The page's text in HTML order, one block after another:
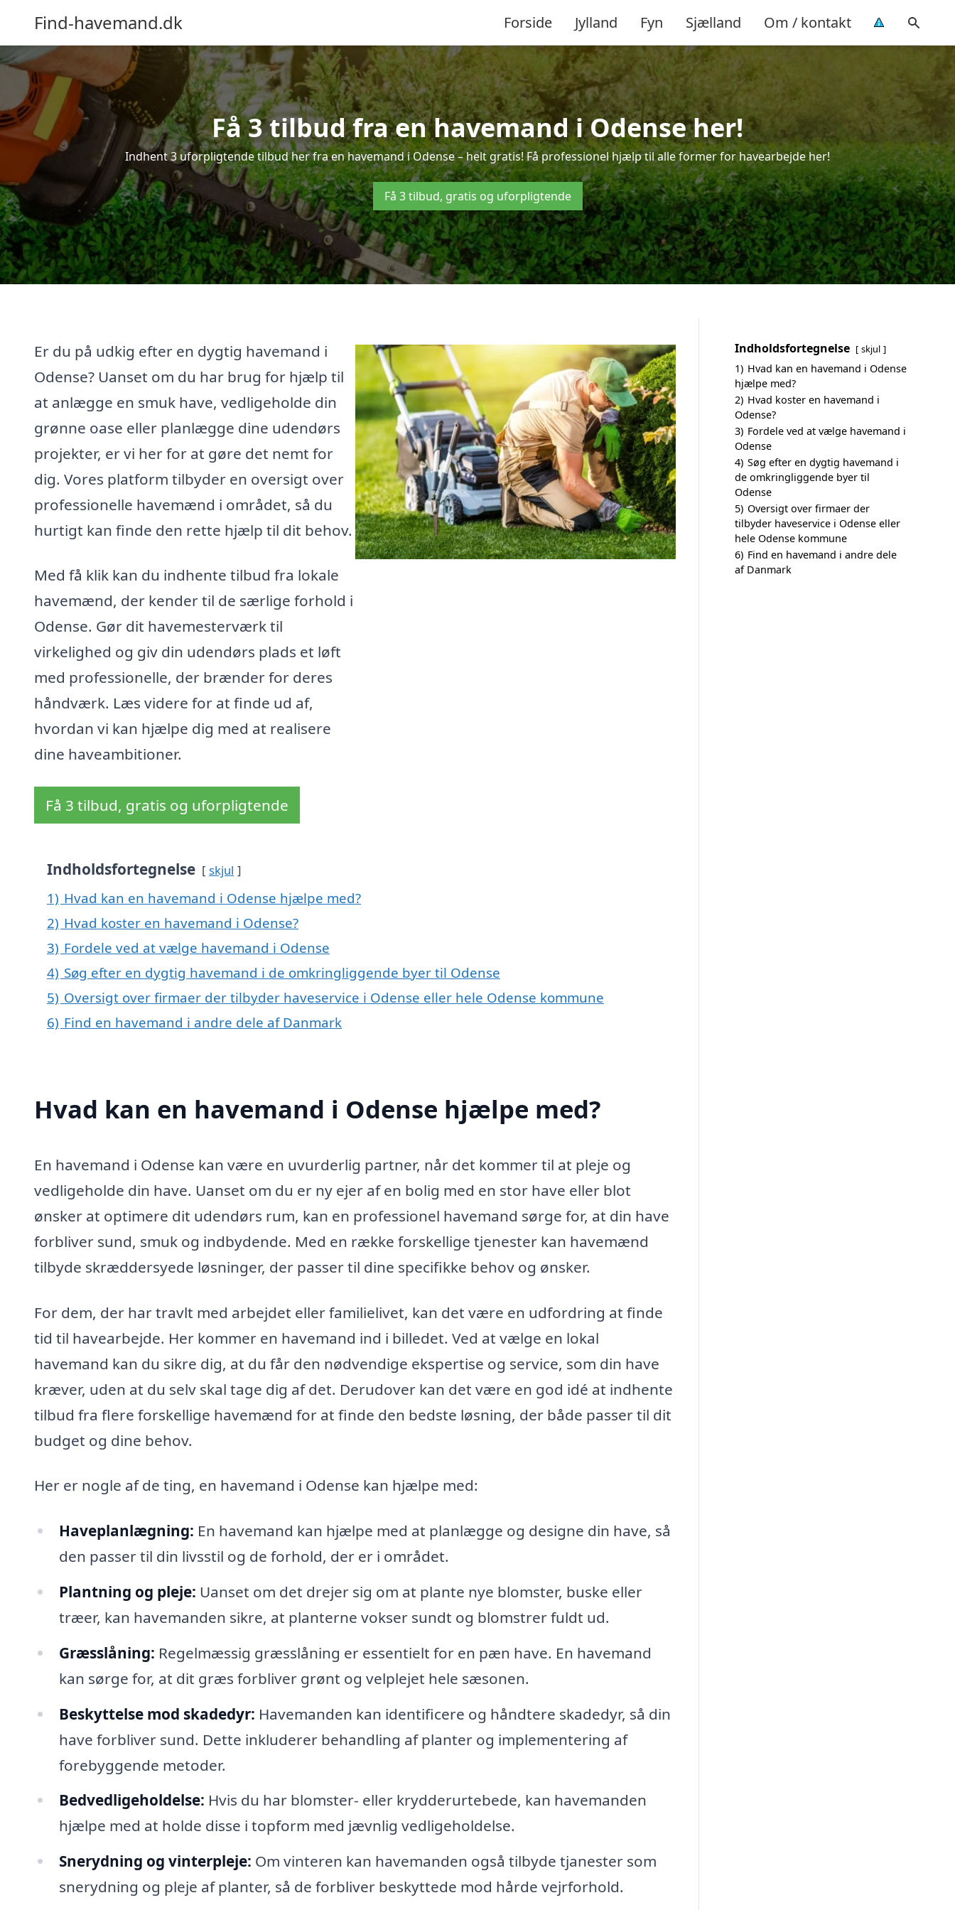
Find-havemand.dk Forside Jylland Fyn Sjælland Om / kontakt
Få 3 tilbud fra en havemand i Odense her!
Indhent 3 uforpligtende tilbud her fra en havemand i Odense – helt gratis! Få professionel hjælp til alle former for havearbejde her!
Få 3 tilbud, gratis og uforpligtende
Er du på udkig efter en dygtig havemand i
Odense? Uanset om du har brug for hjælp til
at anlægge en smuk have, vedligeholde din
grønne oase eller planlægge dine udendørs
projekter, er vi her for at gøre det nemt for
dig. Vores platform tilbyder en oversigt over
professionelle havemænd i området, så du
hurtigt kan finde den rette hjælp til dit behov.
Med få klik kan du indhente tilbud fra lokale
havemænd, der kender til de særlige forhold i
Odense. Gør dit havemesterværk til
virkelighed og giv din udendørs plads et løft
med professionelle, der brænder for deres
håndværk. Læs videre for at finde ud af,
hvordan vi kan hjælpe dig med at realisere
dine haveambitioner.
Få 3 tilbud, gratis og uforpligtende
Indholdsfortegnelse skjul
1) Hvad kan en havemand i Odense hjælpe med?
2) Hvad koster en havemand i Odense?
3) Fordele ved at vælge havemand i Odense
4) Søg efter en dygtig havemand i de omkringliggende byer til Odense
5) Oversigt over firmaer der tilbyder haveservice i Odense eller hele Odense kommune
6) Find en havemand i andre dele af Danmark
Hvad kan en havemand i Odense hjælpe med?
En havemand i Odense kan være en uvurderlig partner, når det kommer til at pleje og
vedligeholde din have. Uanset om du er ny ejer af en bolig med en stor have eller blot
ønsker at optimere dit udendørs rum, kan en professionel havemand sørge for, at din have
forbliver sund, smuk og indbydende. Med en række forskellige tjenester kan havemænd
tilbyde skræddersyede løsninger, der passer til dine specifikke behov og ønsker.
For dem, der har travlt med arbejdet eller familielivet, kan det være en udfordring at finde
tid til havearbejde. Her kommer en havemand ind i billedet. Ved at vælge en lokal
havemand kan du sikre dig, at du får den nødvendige ekspertise og service, som din have
kræver, uden at du selv skal tage dig af det. Derudover kan det være en god idé at indhente
tilbud fra flere forskellige havemænd for at finde den bedste løsning, der både passer til dit
budget og dine behov.
Her er nogle af de ting, en havemand i Odense kan hjælpe med:
Haveplanlægning: En havemand kan hjælpe med at planlægge og designe din have, så
den passer til din livsstil og de forhold, der er i området.
Plantning og pleje: Uanset om det drejer sig om at plante nye blomster, buske eller
træer, kan havemanden sikre, at planterne vokser sundt og blomstrer fuldt ud.
Græsslåning: Regelmæssig græsslåning er essentielt for en pæn have. En havemand
kan sørge for, at dit græs forbliver grønt og velplejet hele sæsonen.
Beskyttelse mod skadedyr: Havemanden kan identificere og håndtere skadedyr, så din
have forbliver sund. Dette inkluderer behandling af planter og implementering af
forebyggende metoder.
Bedvedligeholdelse: Hvis du har blomster- eller krydderurtebede, kan havemanden
hjælpe med at holde disse i topform med jævnlig vedligeholdelse.
Snerydning og vinterpleje: Om vinteren kan havemanden også tilbyde tjanester som
snerydning og pleje af planter, så de forbliver beskyttede mod hårde vejrforhold.
Indholdsfortegnelse skjul
1) Hvad kan en havemand i Odense
hjælpe med?
2) Hvad koster en havemand i
Odense?
3) Fordele ved at vælge havemand i
Odense
4) Søg efter en dygtig havemand i
de omkringliggende byer til
Odense
5) Oversigt over firmaer der
tilbyder haveservice i Odense eller
hele Odense kommune
6) Find en havemand i andre dele
af Danmark